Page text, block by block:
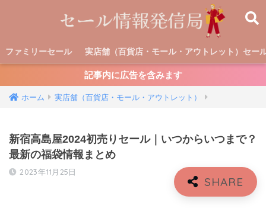
ファミリーセール 実店舗（百貨店・モール・アウトレット）セー
記事内に広告を含みます
ホーム 実店舗（百貨店・モール・アウトレット）
新宿高島屋2024初売りセール｜いつからいつまで？
最新の福袋情報まとめ
2023年11月25日